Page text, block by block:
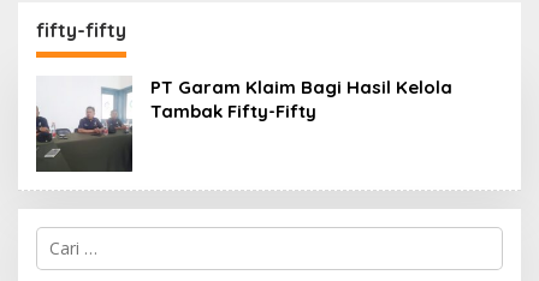
Nelayan Sampang
fifty-fifty
PT Garam Klaim Bagi Hasil Kelola
Tambak Fifty-Fifty
Cari
untuk: